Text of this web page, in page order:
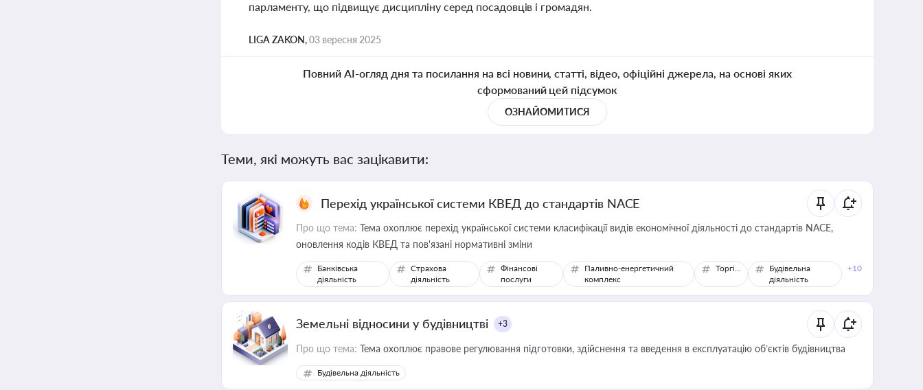
парламенту, що підвищує дисципліну серед посадовців і громадян.
LIGA ZAKON,03 вересня 2025
Повний AI-огляд дня та посилання на всі новини, статті, відео, офіційні джерела, на основі яких
сформований цей підсумок
ОЗНАЙОМИТИСЯ
Теми, які можуть вас зацікавити:
Перехід української системи КВЕД до стандартів NACE
Про що тема: Тема охоплює перехід української системи класифікації видів економічної діяльності до стандартів NACE,
оновлення кодів КВЕД та пов'язані нормативні зміни
Банківська
діяльність
Страхова
діяльність
Фінансові
послуги
Паливно-енергетичний
комплекс
Торгівля
Будівельна
діяльність
+10
Земельні відносини у будівництві +3
Про що тема: Тема охоплює правове регулювання підготовки, здійснення та введення в експлуатацію об’єктів будівництва
Будівельна діяльність